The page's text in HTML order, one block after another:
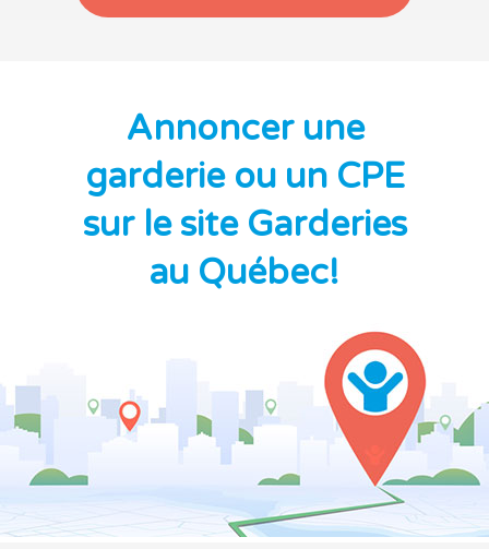
Annoncer une
garderie ou un CPE
sur le site Garderies
au Québec!